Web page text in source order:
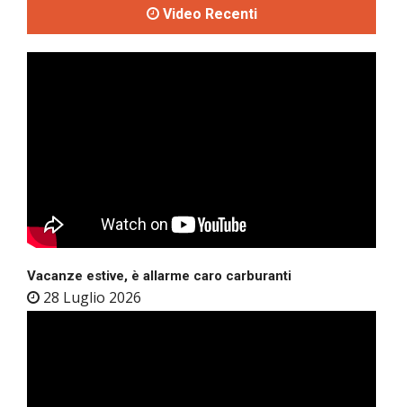
Video Recenti
Vacanze estive, è allarme caro carburanti
28 Luglio 2026